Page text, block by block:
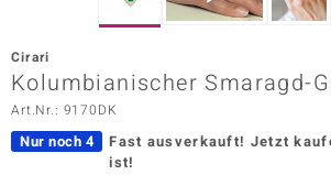
Vogue
Cirari
Kolumbianischer Smaragd-
Art.Nr.: 9170DK
Nur noch 4 Fast ausverkauft! Jetzt
ist!